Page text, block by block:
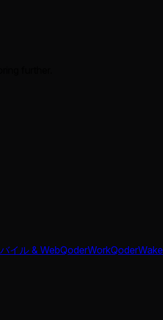
イル & WebQoderWorkQoderWake